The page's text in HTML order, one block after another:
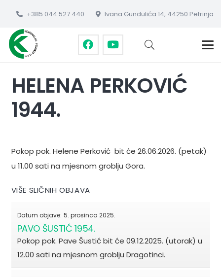
+385 044 527 440 Ivana Gundulića 14, 44250 Petrinja
HELENA PERKOVIĆ
1944.
Pokop pok. Helene Perković bit će 26.06.2026. (petak)
u 11.00 sati na mjesnom groblju Gora.
VIŠE SLIČNIH OBJAVA
Datum objave: 5. prosinca 2025.
PAVO ŠUSTIĆ 1954.
Pokop pok. Pave Šustić bit će 09.12.2025. (utorak) u
12.00 sati na mjesnom groblju Dragotinci.